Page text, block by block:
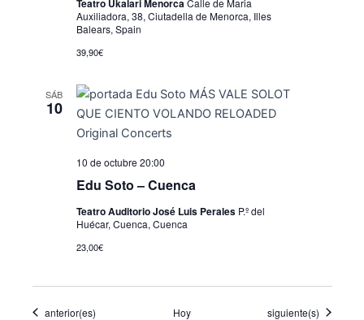
Auxiliadora, 38, Ciutadella de Menorca, Illes
Balears, Spain
39,90€
SÁB
10
Edu Soto – Cuenca
10 de octubre 20:00
Teatro Auditorio José Luis Perales P.º del
Huécar, Cuenca, Cuenca
23,00€
Eventos
anterior(es) Hoy Eventos
siguiente(s)